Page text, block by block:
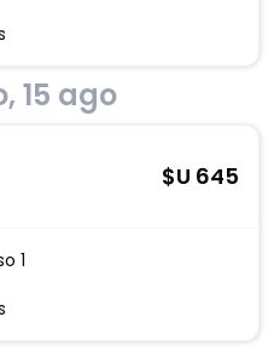
15 ago
$U 645
1